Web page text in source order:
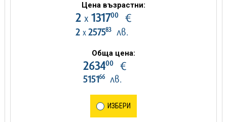
Цена възрастни:
2 х 131700€
2 х 257583лв.
Обща цена:
263400€
515166лв.
ИЗБЕРИ